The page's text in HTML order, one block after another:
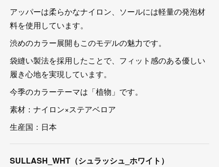
アッパーは柔らかなナイロン、ソールには軽量の発泡材
料を使用しています。
渋めのカラー展開もこのモデルの魅力です。
袋縫い製法を採用したことで、フィット感のある優しい
履き心地を実現しています。
今季のカラーテーマは「植物」です。
素材：ナイロン×ステアベロア
生産国：日本
SULLASH_WHT（シュラッシュ_ホワイト）